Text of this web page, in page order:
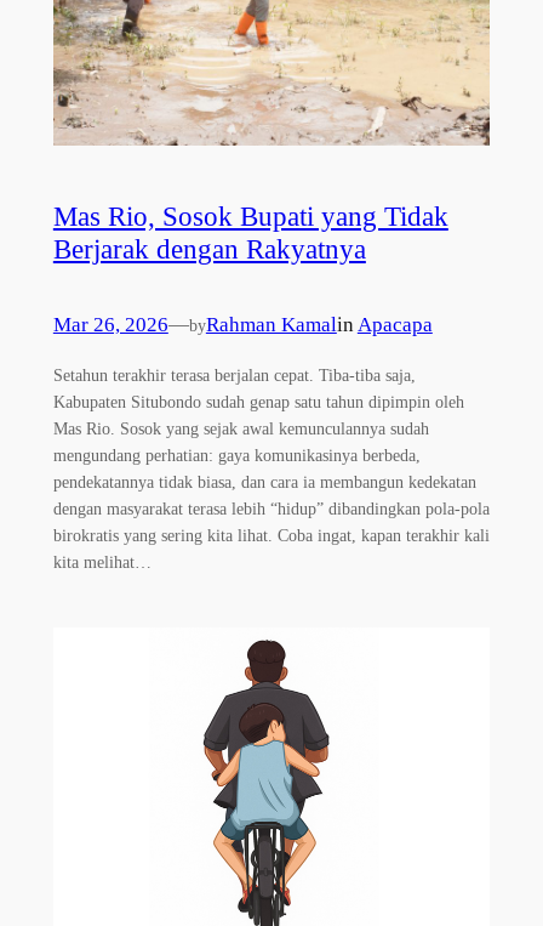
Mas Rio, Sosok Bupati yang Tidak
Berjarak dengan Rakyatnya
Mar 26, 2026—byRahman KamalinApacapa
Setahun terakhir terasa berjalan cepat. Tiba-tiba saja,
Kabupaten Situbondo sudah genap satu tahun dipimpin oleh
Mas Rio. Sosok yang sejak awal kemunculannya sudah
mengundang perhatian: gaya komunikasinya berbeda,
pendekatannya tidak biasa, dan cara ia membangun kedekatan
dengan masyarakat terasa lebih “hidup” dibandingkan pola-pola
birokratis yang sering kita lihat. Coba ingat, kapan terakhir kali
kita melihat…